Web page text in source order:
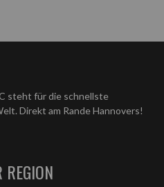
steht für die schnellste
Direkt am Rande Hannovers!